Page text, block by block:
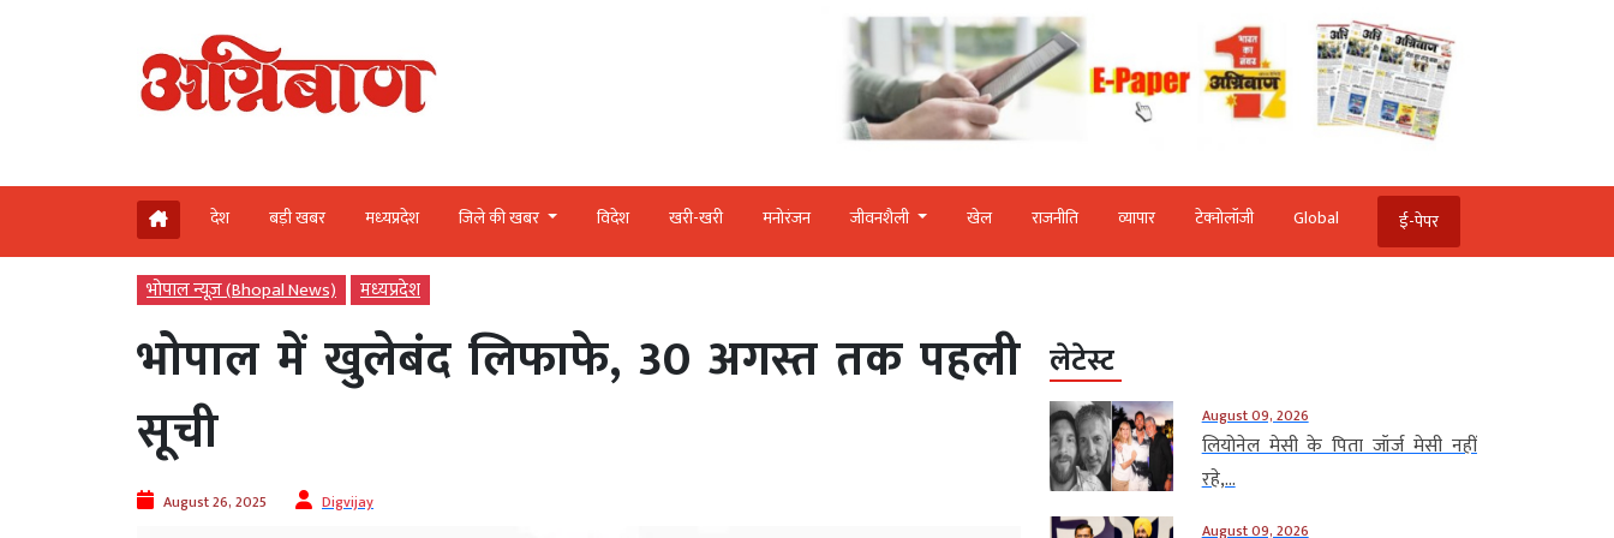
देश बड़ी खबर मध्‍यप्रदेश जिले की खबर विदेश खरी-खरी मनोरंजन जीवनशैली खेल राजनीति व्‍यापार टेक्‍नोलॉजी Global ई-पेपर
भोपाल न्यूज़ (Bhopal News) मध्‍यप्रदेश
भोपाल में खुलेबंंद लिफाफे, 30 अगस्त तक पहली
सूची
August 26, 2025 Digvijay
लेटेस्ट
August 09, 2026
लियोनेल मेसी के पिता जॉर्ज मेसी नहीं
रहे,...
August 09, 2026